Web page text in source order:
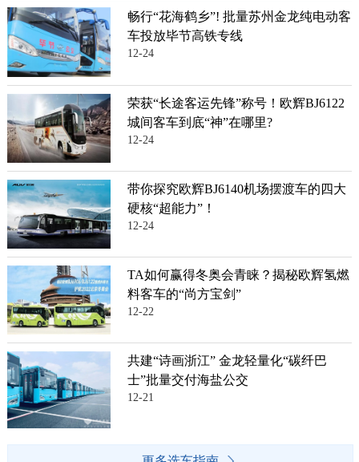
畅行“花海鹤乡”! 批量苏州金龙纯电动客
车投放毕节高铁专线
12-24
荣获“长途客运先锋”称号！欧辉BJ6122
城间客车到底“神”在哪里?
12-24
带你探究欧辉BJ6140机场摆渡车的四大
硬核“超能力”！
12-24
TA如何赢得冬奥会青睐？揭秘欧辉氢燃
料客车的“尚方宝剑”
12-22
共建“诗画浙江” 金龙轻量化“碳纤巴
士”批量交付海盐公交
12-21